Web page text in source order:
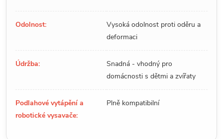
Odolnost:
Vysoká odolnost proti oděru a
deformaci
Údržba:
Snadná - vhodný pro
domácnosti s dětmi a zvířaty
Podlahové vytápění a
robotické vysavače:
Plně kompatibilní